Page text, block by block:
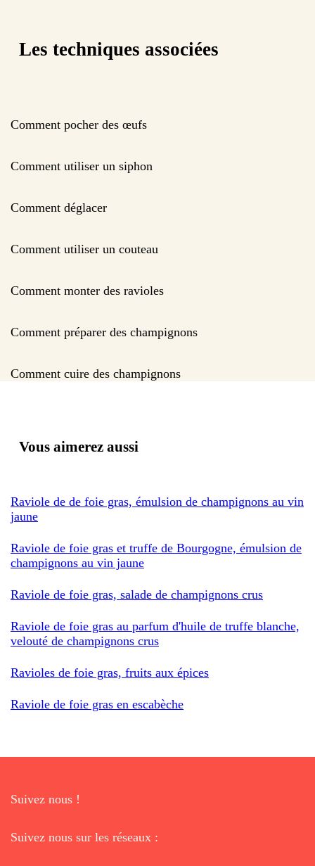
Les techniques associées
Comment pocher des œufs
Comment utiliser un siphon
Comment déglacer
Comment utiliser un couteau
Comment monter des ravioles
Comment préparer des champignons
Comment cuire des champignons
Vous aimerez aussi
Raviole de de foie gras, émulsion de champignons au vin
jaune
Raviole de foie gras et truffe de Bourgogne, émulsion de
champignons au vin jaune
Raviole de foie gras, salade de champignons crus
Raviole de foie gras au parfum d'huile de truffe blanche,
velouté de champignons crus
Ravioles de foie gras, fruits aux épices
Raviole de foie gras en escabèche
Suivez nous !
Suivez nous sur les réseaux :